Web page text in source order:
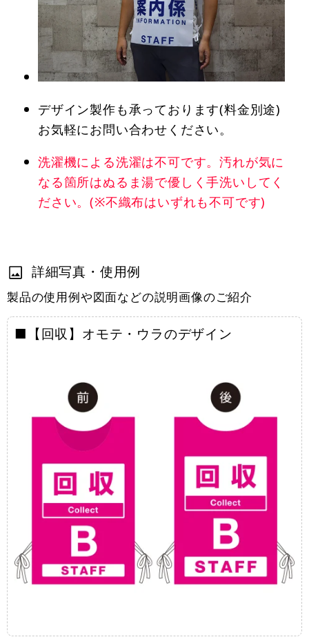
デザイン製作も承っております(料金別途)
お気軽にお問い合わせください。
洗濯機による洗濯は不可です。汚れが気に
なる箇所はぬるま湯で優しく手洗いしてく
ださい。(※不織布はいずれも不可です)
詳細写真・使用例
製品の使用例や図面などの説明画像のご紹介
■【回収】オモテ・ウラのデザイン